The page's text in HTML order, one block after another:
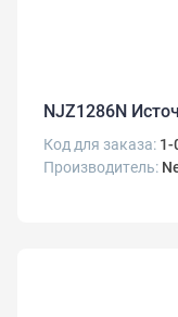
NJZ1286N
Код для заказа: 1-
Производитель: